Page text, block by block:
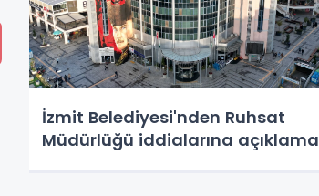
İzmit Belediyesi'nden Ruhsat
Müdürlüğü iddialarına açıklama